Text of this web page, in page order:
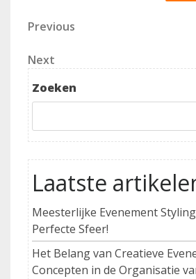
Berichtnavigatie
Previous
Previous
Next
Post
Next
Zoeken
Laatste
Meesterlijke Evenement
Perfecte Sfeer!
Het Belang van Creatieve
Concepten in de Organisatie